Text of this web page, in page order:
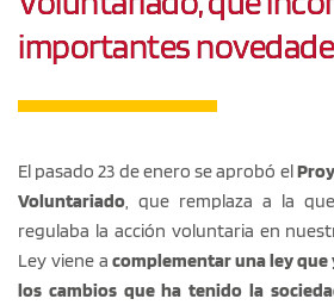
importantes
El pasado 23 de enero se aprobó el
Voluntariado, que remplaza a la
regulaba la acción voluntaria en
Ley viene acomplementar una ley que
los cambios que ha tenido la